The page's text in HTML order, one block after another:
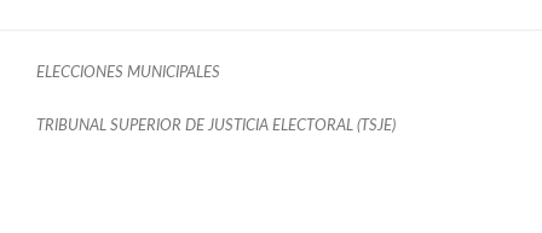
ELECCIONES MUNICIPALES
TRIBUNAL SUPERIOR DE JUSTICIA ELECTORAL (TSJE)